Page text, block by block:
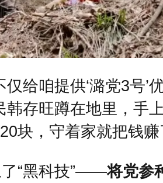
仅给咱提供‘潞党3号’
韩存旺蹲在地里，手
块，守着家就把钱赚
“黑科技”——将党参